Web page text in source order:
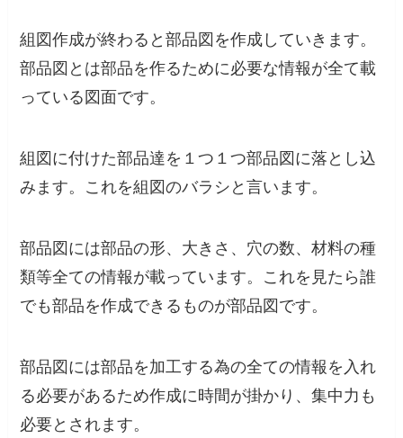
組図作成が終わると部品図を作成していきます。
部品図とは部品を作るために必要な情報が全て載
っている図面です。
組図に付けた部品達を１つ１つ部品図に落とし込
みます。これを組図のバラシと言います。
部品図には部品の形、大きさ、穴の数、材料の種
類等全ての情報が載っています。これを見たら誰
でも部品を作成できるものが部品図です。
部品図には部品を加工する為の全ての情報を入れ
る必要があるため作成に時間が掛かり、集中力も
必要とされます。